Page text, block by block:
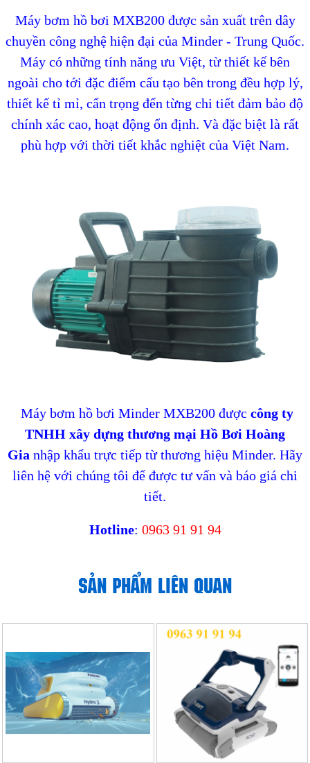
Máy bơm hồ bơi MXB200 được sản xuất trên dây
chuyền công nghệ hiện đại của Minder - Trung Quốc.
Máy có những tính năng ưu Việt, từ thiết kế bên
ngoài cho tới đặc điểm cấu tạo bên trong đều hợp lý,
thiết kế tỉ mỉ, cẩn trọng đến từng chi tiết đảm bảo độ
chính xác cao, hoạt động ổn định. Và đặc biệt là rất
phù hợp với thời tiết khắc nghiệt của Việt Nam.
Máy bơm hồ bơi Minder MXB200được công ty
TNHH xây dựng thương mại Hồ Bơi Hoàng
Gia nhập khẩu trực tiếp từ thương hiệu Minder. Hãy
liên hệ với chúng tôi để được tư vấn và báo giá chi
tiết.
Hotline: 0963 91 91 94
SẢN PHẨM LIÊN QUAN